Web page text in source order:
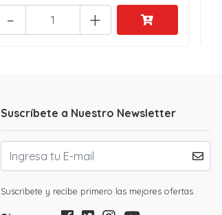
+
-
Suscríbete a Nuestro Newsletter
Suscribete y recibe primero las mejores ofertas.